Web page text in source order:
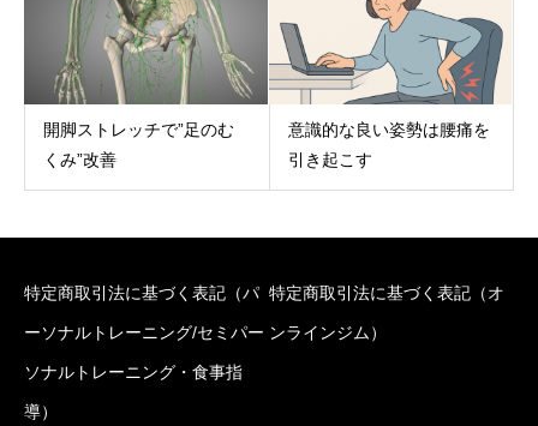
開脚ストレッチで”足のむ
くみ”改善
意識的な良い姿勢は腰痛を
引き起こす
特定商取引法に基づく表記（パ
ーソナルトレーニング/セミパー
ソナルトレーニング・食事指
導）
特定商取引法に基づく表記（オ
ンラインジム）